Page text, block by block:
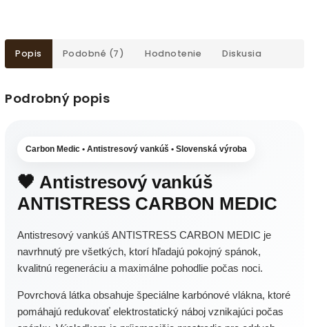
Popis Podobné (7) Hodnotenie Diskusia
Podrobný popis
Carbon Medic • Antistresový vankúš • Slovenská výroba
🖤 Antistresový vankúš
ANTISTRESS CARBON MEDIC
Antistresový vankúš ANTISTRESS CARBON MEDIC je
navrhnutý pre všetkých, ktorí hľadajú pokojný spánok,
kvalitnú regeneráciu a maximálne pohodlie počas noci.
Povrchová látka obsahuje špeciálne karbónové vlákna, ktoré
pomáhajú redukovať elektrostatický náboj vznikajúci počas